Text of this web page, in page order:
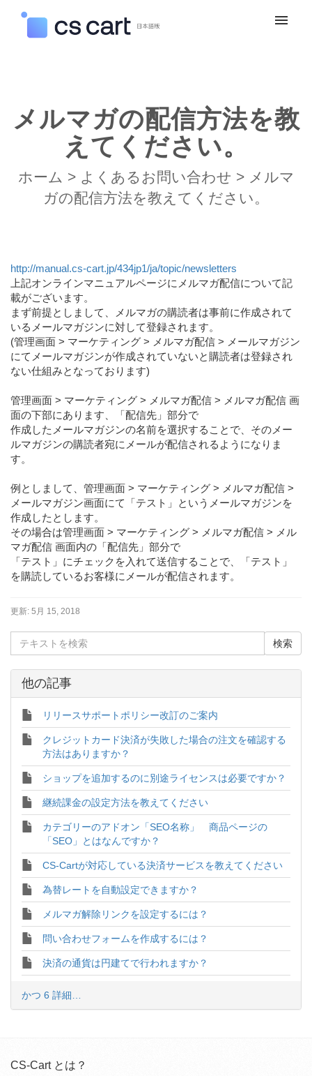
ログイン
メルマガの配信方法を教
えてください。
ホーム > よくあるお問い合わせ > メルマ
ガの配信方法を教えてください。
http://manual.cs-cart.jp/434jp1/ja/topic/newsletters
上記オンラインマニュアルページにメルマガ配信について記
載がございます。
まず前提としまして、メルマガの購読者は事前に作成されて
いるメールマガジンに対して登録されます。
(管理画面 > マーケティング > メルマガ配信 > メールマガジン
にてメールマガジンが作成されていないと購読者は登録され
ない仕組みとなっております)
管理画面 > マーケティング > メルマガ配信 > メルマガ配信 画
面の下部にあります、「配信先」部分で
作成したメールマガジンの名前を選択することで、そのメー
ルマガジンの購読者宛にメールが配信されるようになりま
す。
例としまして、管理画面 > マーケティング > メルマガ配信 >
メールマガジン画面にて「テスト」というメールマガジンを
作成したとします。
その場合は管理画面 > マーケティング > メルマガ配信 > メル
マガ配信 画面内の「配信先」部分で
「テスト」にチェックを入れて送信することで、「テスト」
を購読しているお客様にメールが配信されます。
更新: 5月 15, 2018
他の記事
リリースサポートポリシー改訂のご案内
クレジットカード決済が失敗した場合の注文を確認する
方法はありますか？
ショップを追加するのに別途ライセンスは必要ですか？
継続課金の設定方法を教えてください
カテゴリーのアドオン「SEO名称」 商品ページの
「SEO」とはなんですか？
CS-Cartが対応している決済サービスを教えてください
為替レートを自動設定できますか？
メルマガ解除リンクを設定するには？
問い合わせフォームを作成するには？
決済の通貨は円建てで行われますか？
かつ 6 詳細…
CS-Cart とは？